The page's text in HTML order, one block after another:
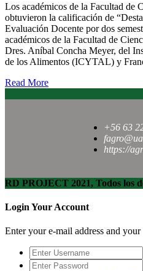
Los académicos de la Facultad de
obtuvieron la calificación de
Evaluación Docente por dos
académicos de la Facultad de
Dres. Aníbal Concha Meyer, del
de los Alimentos (ICYTAL) y
Read More
+56 63
https://
RD PROJECT 2021, Todos los
Login Your Account
Enter your e-mail address and your